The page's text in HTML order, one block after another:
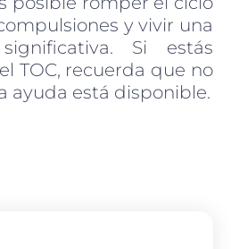
y vivir una
Si estás
TOC, recuerda que no
ayuda está disponible.